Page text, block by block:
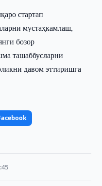
стартап
мустаҳкамлаш,
бозор
ташаббусларни
давом эттиришга